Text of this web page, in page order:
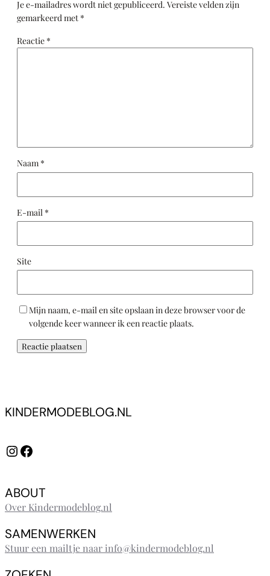
Je e-mailadres wordt niet gepubliceerd. Vereiste velden zijn
gemarkeerd met *
Reactie *
Naam *
E-mail *
Site
Mijn naam, e-mail en site opslaan in deze browser voor de
volgende keer wanneer ik een reactie plaats.
KINDERMODEBLOG.NL
InstagramFacebook
ABOUT
Over Kindermodeblog.nl
SAMENWERKEN
Stuur een mailtje naar info@kindermodeblog.nl